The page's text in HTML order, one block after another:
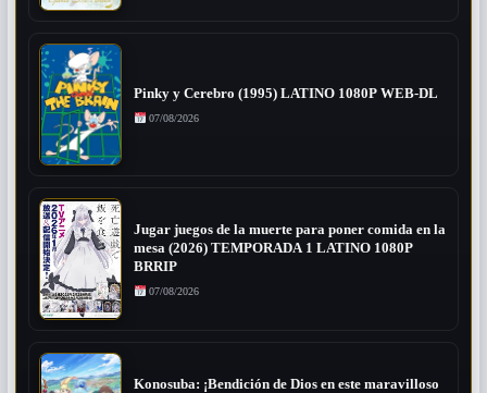
Pinky y Cerebro (1995) LATINO 1080P WEB-DL
07/08/2026
Jugar juegos de la muerte para poner comida en la
mesa (2026) TEMPORADA 1 LATINO 1080P
BRRIP
07/08/2026
Konosuba: ¡Bendición de Dios en este maravilloso